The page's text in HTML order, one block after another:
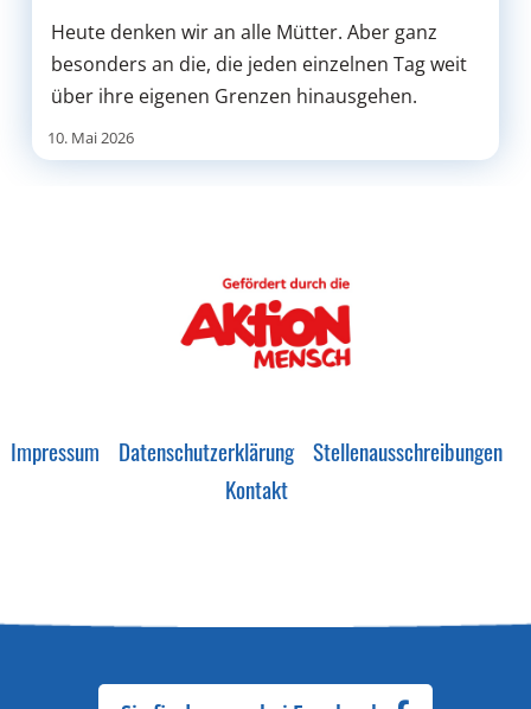
Heute denken wir an alle Mütter. Aber ganz
besonders an die, die jeden einzelnen Tag weit
über ihre eigenen Grenzen hinausgehen.
10. Mai 2026
Impressum Datenschutzerklärung Stellenausschreibungen
Kontakt